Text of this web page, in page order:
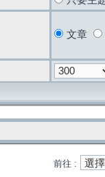
文章
前往 :